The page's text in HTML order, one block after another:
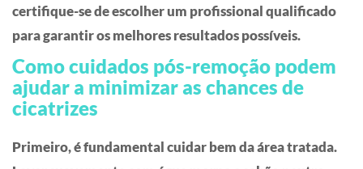
certifique-se de escolher um profissional qualificado
para garantir os melhores resultados possíveis.
Como cuidados pós-remoção podem
ajudar a minimizar as chances de
cicatrizes
Primeiro, é fundamental cuidar bem da área tratada.